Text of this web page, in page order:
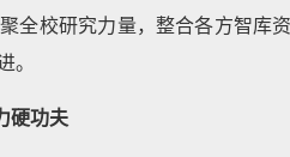
全校研究力量，整合各方智库
。
硬功夫